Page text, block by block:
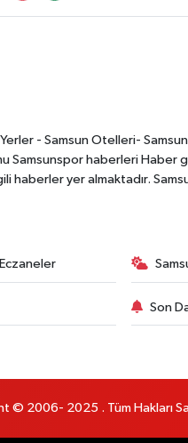
- Samsun Otelleri-
Samsunspor haberleri
haberler yer almaktadır.
Son
© 2006- 2025 . Tüm Hakları